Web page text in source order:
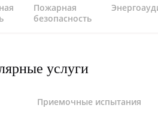
Пожарная
безопасность
услуги
Приемочные испытания